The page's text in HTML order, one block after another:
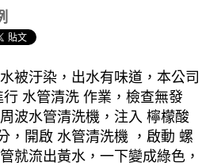
被汙染，出水有味道，本公司
水管清洗 作業，檢查無發
波水管清洗機，注入 檸檬酸
，開啟 水管清洗機 ，啟動 螺
就流出黃水，一下變成綠色，